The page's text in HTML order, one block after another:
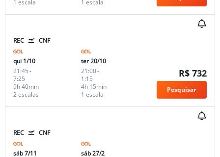
1 escala
1 escala
REC CNF
qui 1/10
21:45-
7:25
2 escalas
9h 40min
ter 20/10
21:00-
1:15
1 escala
4h 15min
R$ 732
Pesquisar
REC CNF
sáb 7/11 sáb 27/2